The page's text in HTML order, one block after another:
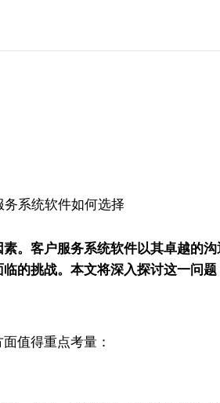
。客户服务系统软件以其卓越的
的挑战。本文将深入探讨这一问题
值得重点考量：